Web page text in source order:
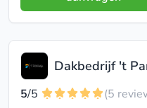
Dakbedrijf 't
5/5
(5